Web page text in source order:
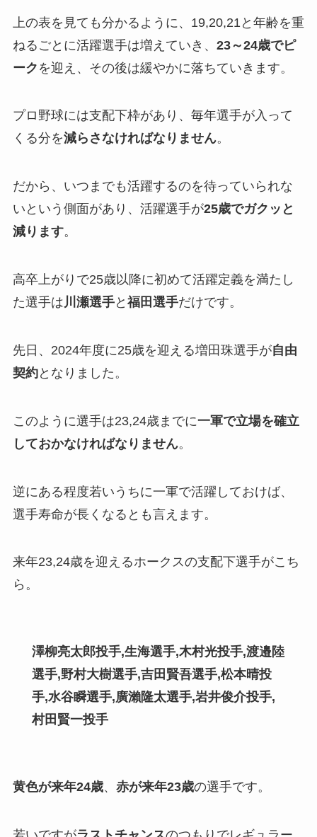
上の表を見ても分かるように、19,20,21と年齢を重
ねるごとに活躍選手は増えていき、 23～24歳でピ
ーク を迎え、その後は緩やかに落ちていきます。
プロ野球には支配下枠があり、毎年選手が入って
くる分を減らさなければなりません。
だから、いつまでも活躍するのを待っていられな
いという側面があり、活躍選手が25歳でガクッと
減ります。
高卒上がりで25歳以降に初めて活躍定義を満たし
た選手は川瀬選手と 福田選手だけです。
先日、2024年度に25歳を迎える増田珠選手が自由
契約となりました。
このように選手は23,24歳までに一軍で立場を確立
しておかなければなりません。
逆にある程度若いうちに一軍で活躍しておけば、
選手寿命が長くなるとも言えます。
来年23,24歳を迎えるホークスの支配下選手がこち
ら。
澤柳亮太郎投手,生海選手,木村光投手,渡邉陸
選手,野村大樹選手,吉田賢吾選手,松本晴投
手,水谷瞬選手,廣瀨隆太選手,岩井俊介投手,
村田賢一投手
黄色が来年24歳、 赤が来年23歳の選手です。